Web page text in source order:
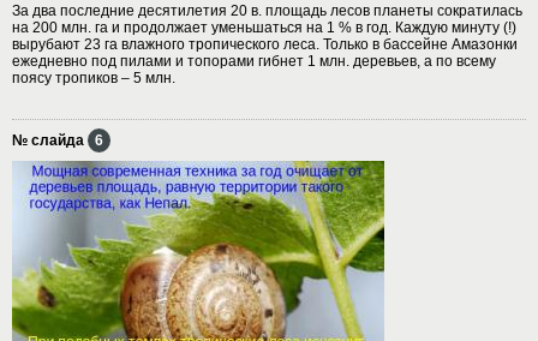
За два последние десятилетия 20 в. площадь лесов планеты сократилась
на 200 млн. га и продолжает уменьшаться на 1 % в год. Каждую минуту (!)
вырубают 23 га влажного тропического леса. Только в бассейне Амазонки
ежедневно под пилами и топорами гибнет 1 млн. деревьев, а по всему
поясу тропиков – 5 млн.
№ слайда 6